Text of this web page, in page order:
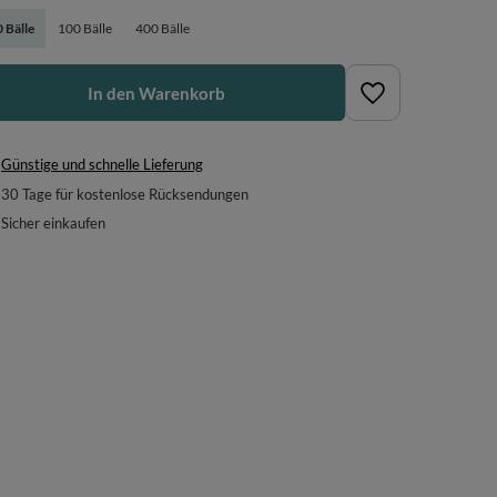
Bälle 100 Bälle 400 Bälle
In den Warenkorb
Günstige und schnelle Lieferung
30 Tage für kostenlose Rücksendungen
Sicher einkaufen